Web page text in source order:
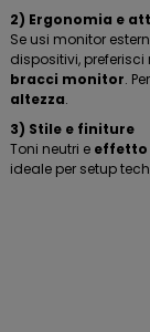
2) Ergonomia e
Se usi monitor
dispositivi,
bracci monitor.
altezza.
3) Stile e finiture
Toni neutri e effetto
ideale per setup